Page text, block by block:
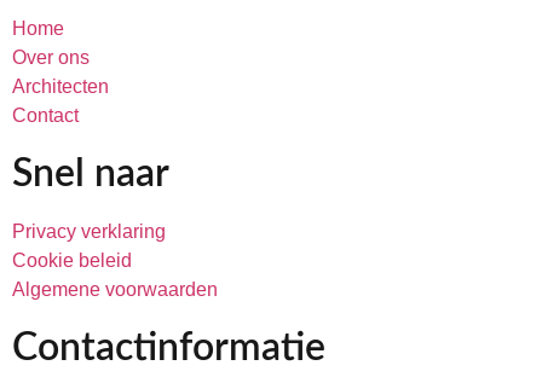
Home
Over ons
Architecten
Contact
Snel naar
Privacy verklaring
Cookie beleid
Algemene voorwaarden
Contactinformatie